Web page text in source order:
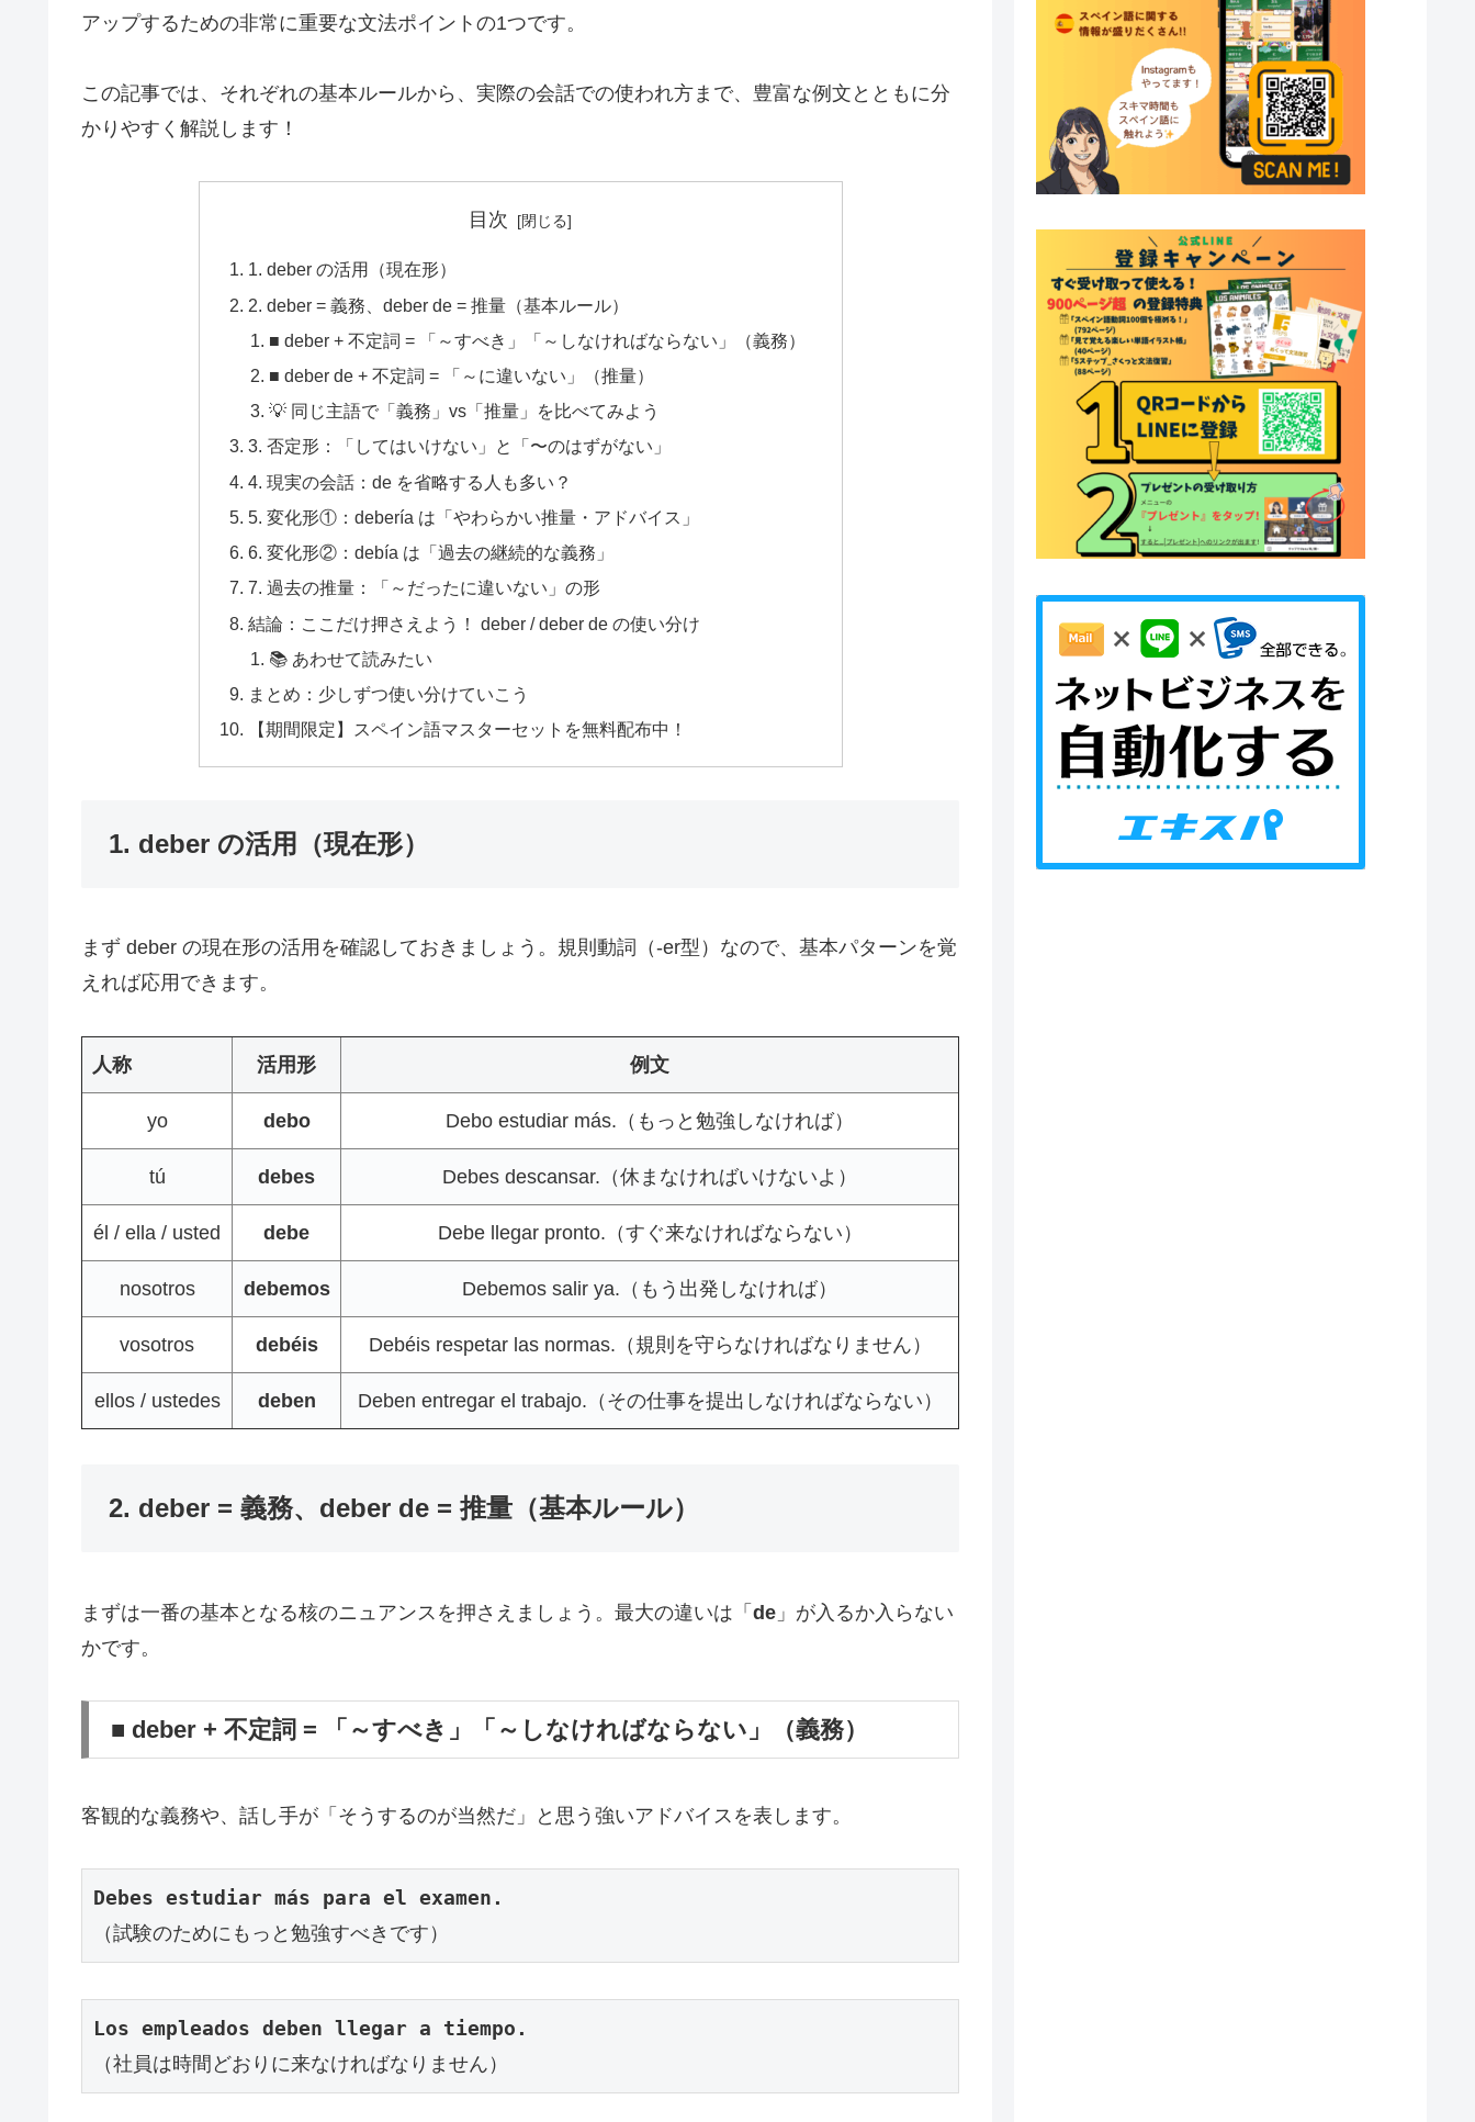
アップするための非常に重要な文法ポイントの1つです。
この記事では、それぞれの基本ルールから、実際の会話での使われ方まで、豊富な例文とともに分
かりやすく解説します！
目次
1. deber の活用（現在形）
2. deber = 義務、deber de = 推量（基本ルール）
■ deber + 不定詞 = 「～すべき」「～しなければならない」（義務）
■ deber de + 不定詞 = 「～に違いない」（推量）
💡 同じ主語で「義務」vs「推量」を比べてみよう
3. 否定形：「してはいけない」と「〜のはずがない」
4. 現実の会話：de を省略する人も多い？
5. 変化形①：debería は「やわらかい推量・アドバイス」
6. 変化形②：debía は「過去の継続的な義務」
7. 過去の推量：「～だったに違いない」の形
結論：ここだけ押さえよう！ deber / deber de の使い分け
📚 あわせて読みたい
まとめ：少しずつ使い分けていこう
【期間限定】スペイン語マスターセットを無料配布中！
1. deber の活用（現在形）
まず deber の現在形の活用を確認しておきましょう。規則動詞（-er型）なので、基本パターンを覚
えれば応用できます。
人称 活用形 例文
yo debo Debo estudiar más.（もっと勉強しなければ）
tú debes Debes descansar.（休まなければいけないよ）
él / ella / usted debe Debe llegar pronto.（すぐ来なければならない）
nosotros debemos Debemos salir ya.（もう出発しなければ）
vosotros debéis Debéis respetar las normas.（規則を守らなければなりません）
ellos / ustedes deben Deben entregar el trabajo.（その仕事を提出しなければならない）
2. deber = 義務、deber de = 推量（基本ルール）
まずは一番の基本となる核のニュアンスを押さえましょう。最大の違いは「 de 」が入るか入らない
かです。
■ deber + 不定詞 = 「～すべき」「～しなければならない」（義務）
客観的な義務や、話し手が「そうするのが当然だ」と思う強いアドバイスを表します。
Debes estudiar más para el examen.
（試験のためにもっと勉強すべきです）
Los empleados deben llegar a tiempo.
（社員は時間どおりに来なければなりません）